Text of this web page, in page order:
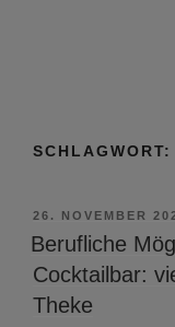
SCHLAGWORT:
VERÖFFENTLICHT
AM
26. NOVEMBER
Berufliche
Cocktailbar:
Theke